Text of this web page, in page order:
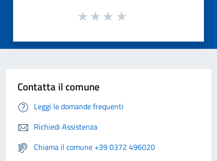
Contatta il comune
Leggi le domande frequenti
Richiedi Assistenza
Chiama il comune +39 0372 496020